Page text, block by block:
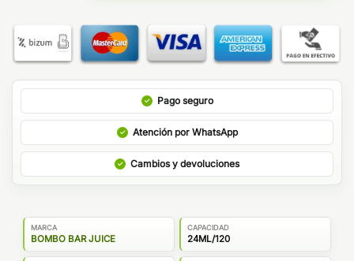
Pago seguro
Atención por WhatsApp
Cambios y devoluciones
MARCA
BOMBO BAR JUICE
CAPACIDAD
24ML/120